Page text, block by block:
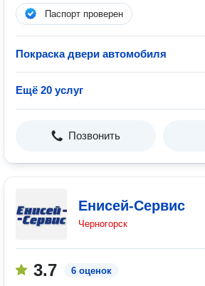
Паспорт проверен
Покраска двери автомобиля
Ещё 20 услуг
Позвонить
Енисей-Сервис
Черногорск
3.7 6 оценок